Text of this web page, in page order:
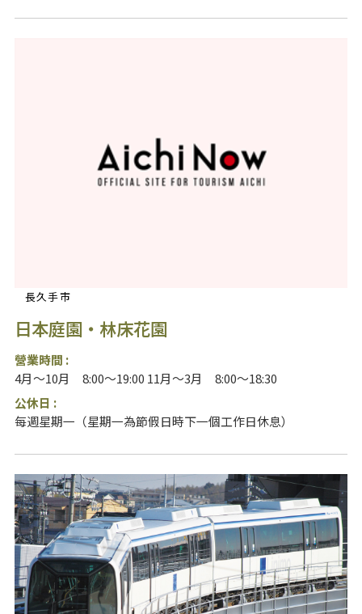
長久手市
日本庭園・林床花園
營業時間 :
4月～10月 8:00～19:00 11月～3月 8:00～18:30
公休日 :
每週星期一（星期一為節假日時下一個工作日休息）